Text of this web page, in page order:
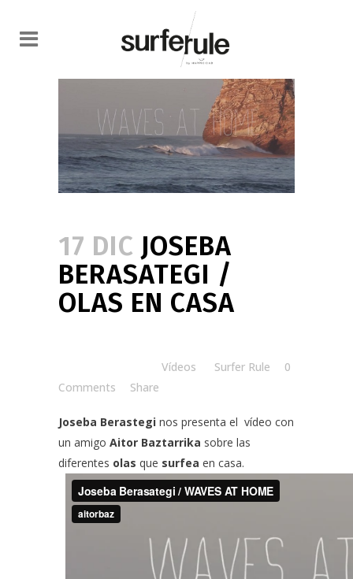
17 DIC JOSEBA
BERASATEGI /
OLAS EN CASA
Vídeos Surfer Rule
0
Comments
Share
Joseba Berastegi nos presenta el vídeo con
un amigo Aitor Baztarrika sobre las
diferentes olas que surfea en casa.